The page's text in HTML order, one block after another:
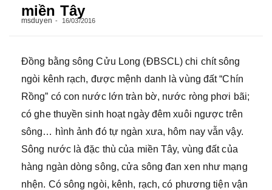
miền Tây
msduyen 16/03/2016
Đồng bằng sông Cửu Long (ĐBSCL) chi chít sông
ngòi kênh rạch, được mệnh danh là vùng đất “Chín
Rồng” có con nước lớn tràn bờ, nước ròng phơi bãi;
có ghe thuyền sinh hoạt ngày đêm xuôi ngược trên
sông… hình ảnh đó tự ngàn xưa, hôm nay vẫn vậy.
Sông nước là đặc thù của miền Tây, vùng đất của
hàng ngàn dòng sông, cửa sông đan xen như mạng
nhện. Có sông ngòi, kênh, rạch, có phương tiện vận